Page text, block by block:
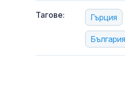
Тагове: Гърция
България